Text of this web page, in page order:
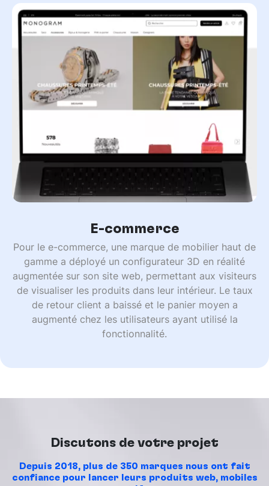
E-commerce
Pour le e-commerce, une marque de mobilier haut de
gamme a déployé un configurateur 3D en réalité
augmentée sur son site web, permettant aux visiteurs
de visualiser les produits dans leur intérieur. Le taux
de retour client a baissé et le panier moyen a
augmenté chez les utilisateurs ayant utilisé la
fonctionnalité.
Discutons de votre projet
Depuis 2018, plus de 350 marques nous ont fait
confiance pour lancer leurs produits web, mobiles